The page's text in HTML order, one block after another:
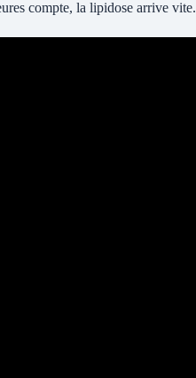
compte, la lipidose arrive vite.